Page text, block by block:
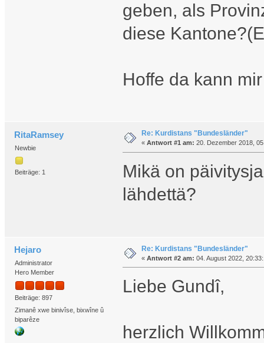
geben, als
diese
Hoffe da kann
RitaRamsey
Newbie
Beiträge: 1
Re: Kurdistans "Bundesländer"
« Antwort #1 am: 20. Dezember 2018,
Mikä on
lähdettä?
Hejaro
Administrator
Hero Member
Beiträge: 897
Zimanê xwe binivîse, bixwîne û
biparêze
Re: Kurdistans "Bundesländer"
« Antwort #2 am: 04. August 2022,
Liebe Gundî,
herzlich